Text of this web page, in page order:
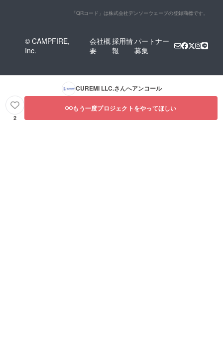
「QRコード」は株式会社デンソーウェーブの登録商標です。
© CAMPFIRE,
Inc.
会社概
要
採用情
報
パートナー
募集
CUREMI LLC.さんへアンコール
2
もう一度プロジェクトをやってほしい